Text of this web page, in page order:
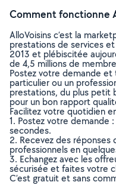
Comment fonctionne
AlloVoisins c’est la
prestations de services
2013 et plébiscitée
de 4,5 millions de
Postez votre demande et
particulier ou un
prestations, du plus petit
pour un bon rapport
Facilitez votre quotidien
1. Postez votre demande
secondes.
2. Recevez des réponses
professionnels en
3. Echangez avec les
sécurisée et faites votre
C’est gratuit et sans